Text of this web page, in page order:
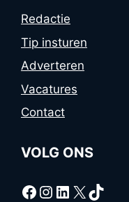
Redactie
Tip insturen
Adverteren
Vacatures
Contact
VOLG ONS
Facebook
Instagram
LinkedIn
X TikTok